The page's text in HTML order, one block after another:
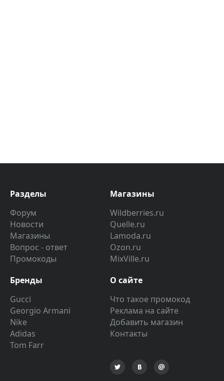
Разделы
Форум
Новости
Магазины
Вопрос - ответ
Промокоды
Магазины
Wildberries.ru
Quelle.ru
Lamoda.ru
Ozon.ru
MixVille.ru
Бренды
Gucci
Georgio Armani
Nike
Adidas
Tom Farr
О сайте
Что такое промокод
Реклама на сайте
Добавить магазин
Контакты